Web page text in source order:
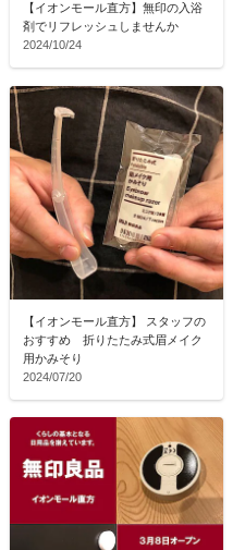
【イオンモール直方】無印の入浴
剤でリフレッシュしませんか
2024/10/24
【イオンモール直方】 スタッフの
おすすめ 折りたたみ式眉メイク
用かみそり
2024/07/20